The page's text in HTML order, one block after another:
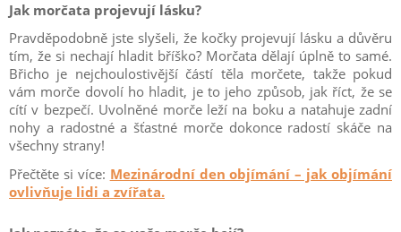
Jak morčata projevují lásku?
Pravděpodobně jste slyšeli, že kočky projevují lásku a důvěru
tím, že si nechají hladit bříško? Morčata dělají úplně to samé.
Břicho je nejchoulostivější částí těla morčete, takže pokud
vám morče dovolí ho hladit, je to jeho způsob, jak říct, že se
cítí v bezpečí. Uvolněné morče leží na boku a natahuje zadní
nohy a radostné a šťastné morče dokonce radostí skáče na
všechny strany!
Přečtěte si více: Mezinárodní den objímání – jak objímání
ovlivňuje lidi a zvířata.